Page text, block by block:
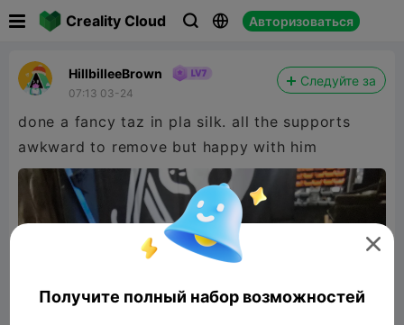
Creality Cloud   Авторизоваться
HillbilleeBrown
07:13 03-24
Следуйте за
done a fancy taz in pla silk. all the supports
awkward to remove but happy with him

Получите полный набор возможностей